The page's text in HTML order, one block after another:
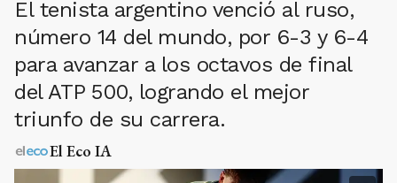
El tenista argentino venció al ruso,
número 14 del mundo, por 6-3 y 6-4
para avanzar a los octavos de final
del ATP 500, logrando el mejor
triunfo de su carrera.
El Eco IA